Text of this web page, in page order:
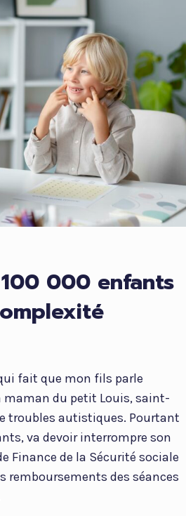
000 enfants
fait que mon fils parle
maman du petit Louis, saint-
troubles autistiques. Pourtant
va devoir interrompre son
Finance de la Sécurité sociale
remboursements des séances